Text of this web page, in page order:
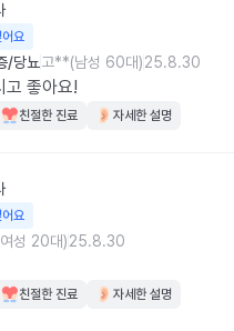
요
/당뇨고**(남성 60대)25.8.30
고 좋아요!
친절한 진료 자세한 설명
요
성 20대)25.8.30
친절한 진료 자세한 설명